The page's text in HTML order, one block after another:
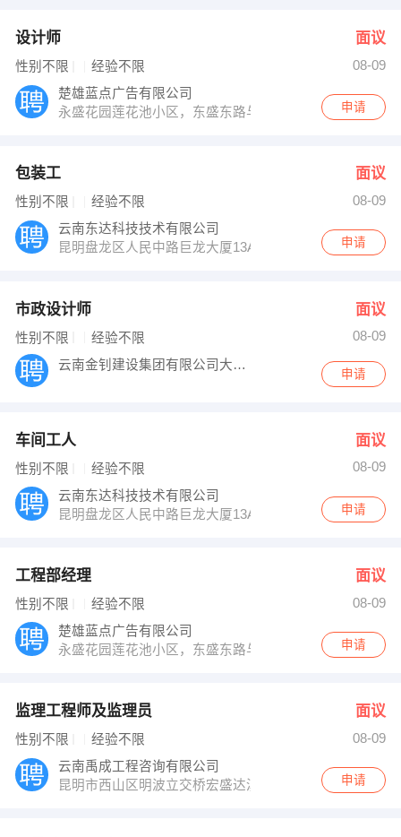
设计师 面议
性别不限 经验不限
08-09
楚雄蓝点广告有限公司
永盛花园莲花池小区，东盛东路与太阳历大道交汇处红
申请
包装工 面议
性别不限 经验不限
08-09
云南东达科技技术有限公司
昆明盘龙区人民中路巨龙大厦13A2
申请
市政设计师 面议
性别不限 经验不限
08-09
云南金钊建设集团有限公司大姚分公司
申请
车间工人 面议
性别不限 经验不限
08-09
云南东达科技技术有限公司
昆明盘龙区人民中路巨龙大厦13A2
申请
工程部经理 面议
性别不限 经验不限
08-09
楚雄蓝点广告有限公司
永盛花园莲花池小区，东盛东路与太阳历大道交汇处红
申请
监理工程师及监理员 面议
性别不限 经验不限
08-09
云南禹成工程咨询有限公司
昆明市西山区明波立交桥宏盛达滇池泊悦5栋601申请